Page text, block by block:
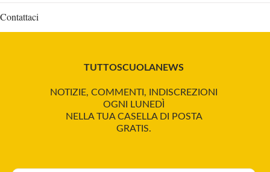
Contattaci
TUTTOSCUOLANEWS
NOTIZIE, COMMENTI, INDISCREZIONI
OGNI LUNEDÌ
NELLA TUA CASELLA DI POSTA
GRATIS.